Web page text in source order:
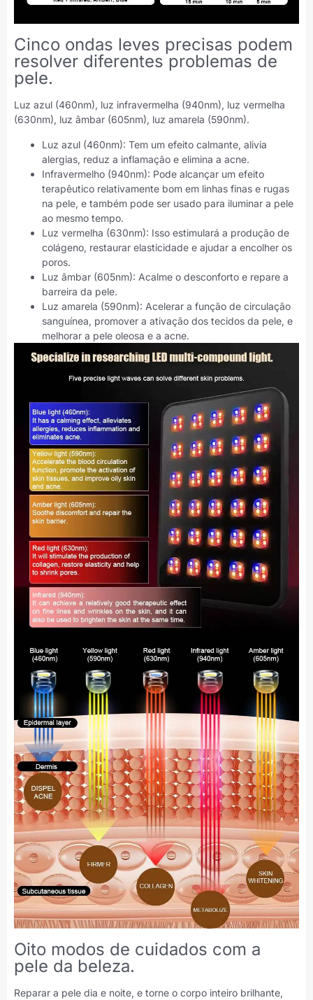
Cinco ondas leves precisas podem
resolver diferentes problemas de
pele.
Luz azul (460nm), luz infravermelha (940nm), luz vermelha
(630nm), luz âmbar (605nm), luz amarela (590nm).
Luz azul (460nm): Tem um efeito calmante, alivia
alergias, reduz a inflamação e elimina a acne.
Infravermelho (940nm): Pode alcançar um efeito
terapêutico relativamente bom em linhas finas e rugas
na pele, e também pode ser usado para iluminar a pele
ao mesmo tempo.
Luz vermelha (630nm): Isso estimulará a produção de
colágeno, restaurar elasticidade e ajudar a encolher os
poros.
Luz âmbar (605nm): Acalme o desconforto e repare a
barreira da pele.
Luz amarela (590nm): Acelerar a função de circulação
sanguínea, promover a ativação dos tecidos da pele, e
melhorar a pele oleosa e a acne.
Oito modos de cuidados com a
pele da beleza.
Reparar a pele dia e noite, e torne o corpo inteiro brilhante,